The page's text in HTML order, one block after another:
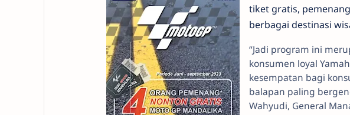
tiket gratis,
berbagai destinasi
“Jadi program ini
konsumen loyal
kesempatan bagi
balapan paling
Wahyudi, General